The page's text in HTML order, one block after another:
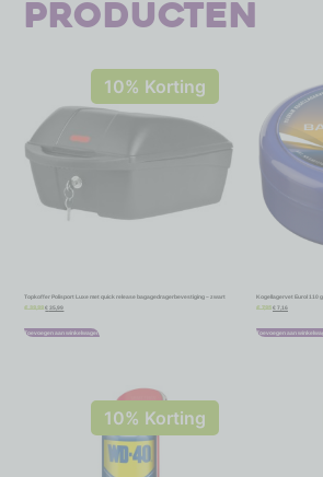
producten
10% Korting
Topkoffer Polisport Luxe met quick release bagagedragerbevestiging – zwart
€ € 35,99
Toevoegen aan winkelwagen
Kogellagervet Eurol 110
€ 7,95 € 7,16
Toevoegen aan
10% Korting